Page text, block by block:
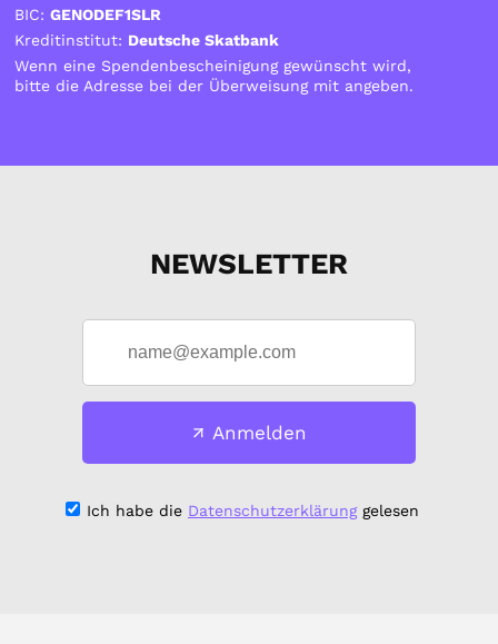
BIC:GENODEF1SLR
Kreditinstitut: Deutsche Skatbank
Wenn eine Spendenbescheinigung gewünscht wird,
bitte die Adresse bei der Überweisung mit angeben.
NEWSLETTER
Anmelden
Ich habe die Datenschutzerklärunggelesen